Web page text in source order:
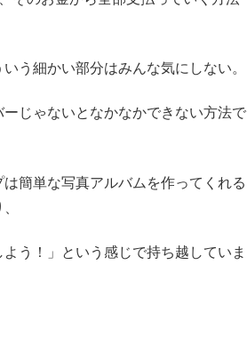
ます。
ってくれる方の分を使ったり、小銭